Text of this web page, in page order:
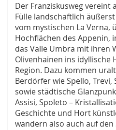
Der Franziskusweg vereint
Fülle landschaftlich
vom mystischen La Verna,
Hochflächen des Appenin,
das Valle Umbra mit ihren
Olivenhainen ins idyllische
Region. Dazu kommen
Berdörfer wie Spello,
sowie städtische
Assisi, Spoleto –
Geschichte und Hort
wandern also auch auf